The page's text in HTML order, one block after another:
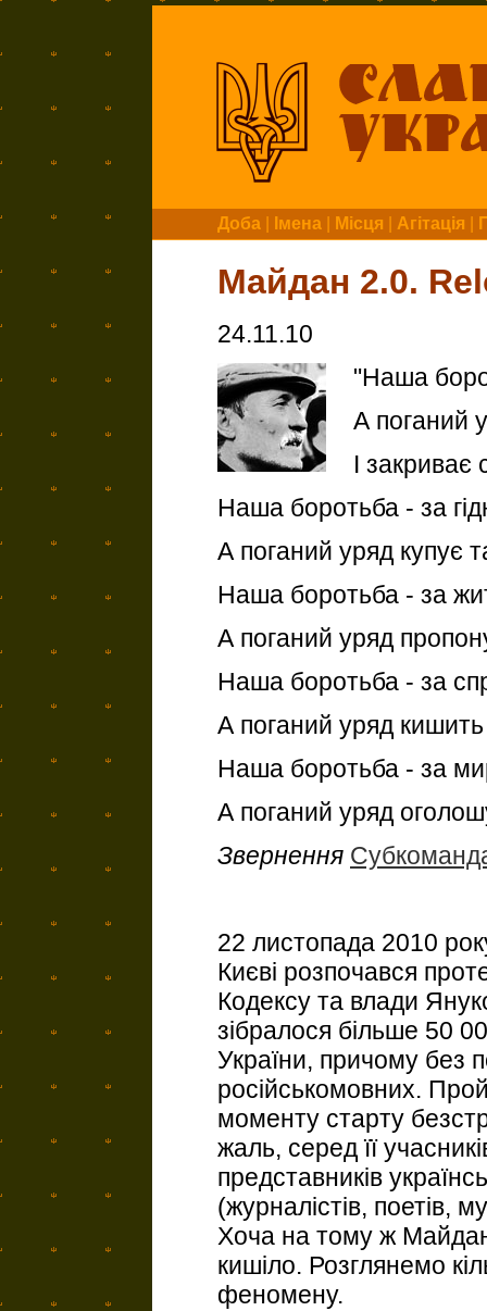
Доба Імена Місця Агітація
Майдан 2.0.
24.11.10
"Наша
А поганий
І закриває
Наша боротьба - за
А поганий уряд купує
Наша боротьба - за
А поганий уряд
Наша боротьба - за
А поганий уряд
Наша боротьба - за
А поганий уряд
Звернення
22 листопада 2010
Києві розпочався
Кодексу та влади
зібралося більше 50
України, причому без
російськомовних.
моменту старту
жаль, серед її
представників
(журналістів, поетів,
Хоча на тому ж
кишіло. Розглянемо
феномену.